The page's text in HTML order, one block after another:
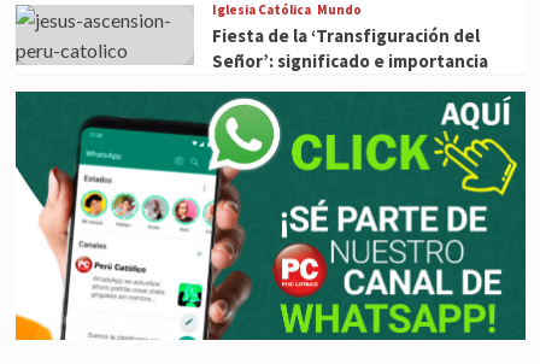
Iglesia Católica Mundo
Fiesta de la ‘Transfiguración del
Señor’: significado e importancia